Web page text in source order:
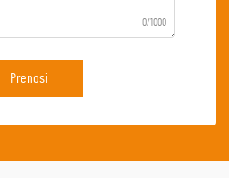
0/1000
Prenosi